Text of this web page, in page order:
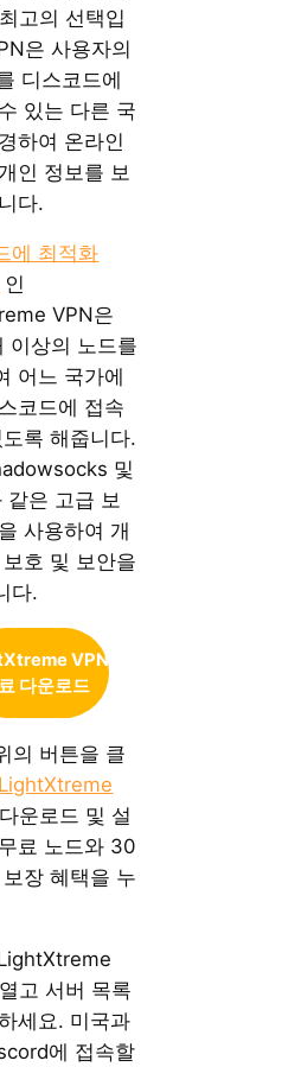
고의 선택입
은 사용자의
디스코드에
있는 다른 국
하여 온라인
인 정보를 보
다.
에 최적화
인
VPN은
이상의 노드를
어느 국가에
코드에 접속
록 해줍니다.
및
같은 고급 보
사용하여 개
호 및 보안을
다.
VPN
다운로드
의 버튼을 클
LightXtreme
운로드 및 설
료 노드와 30
장 혜택을 누
고 서버 목록
세요. 미국과
에 접속할